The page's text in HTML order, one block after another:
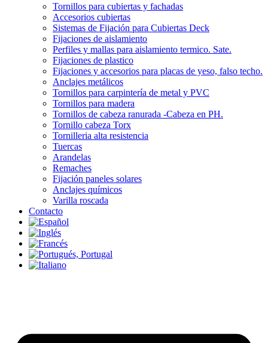
Tornillos para cubiertas y fachadas
Accesorios cubiertas
Sistemas de Fijación para Cubiertas Deck
Fijaciones de aislamiento
Perfiles y mallas para aislamiento termico. Sate.
Fijaciones de plastico
Fijaciones y accesorios para placas de yeso, falso techo.
Anclajes metálicos
Tornillos para carpintería de metal y PVC
Tornillos para madera
Tornillos de cabeza ranurada -Cabeza en PH.
Tornillo cabeza Torx
Tornilleria alta resistencia
Tuercas
Arandelas
Remaches
Fijación paneles solares
Anclajes químicos
Varilla roscada
Contacto